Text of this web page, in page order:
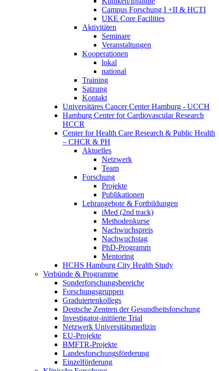
Campus Forschung I +II & HCTI
UKE Core Facilities
Aktivitäten
Seminare
Veranstaltungen
Kooperationen
lokal
national
Training
Satzung
Kontakt
Universitäres Cancer Center Hamburg - UCCH
Hamburg Center for Cardiovascular Research
HCCR
Center for Health Care Research & Public Health
– CHCR & PH
Aktuelles
Netzwerk
Team
Forschung
Projekte
Publikationen
Lehrangebote & Fortbildungen
iMed (2nd track)
Methodenkurse
Nachwuchspreis
Nachwuchstag
PhD-Programm
Mentoring
HCHS Hamburg City Health Study
Verbünde & Programme
Sonderforschungsbereiche
Forschungsgruppen
Graduiertenkollegs
Deutsche Zentren der Gesundheitsforschung
Investigator-initiierte Trial
Netzwerk Universitätsmedizin
EU-Projekte
BMFTR-Projekte
Landesforschungsförderung
Einzelförderung